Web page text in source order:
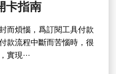
指南
而煩惱，爲訂閱工具付款
款流程中斷而苦惱時，很
實現···